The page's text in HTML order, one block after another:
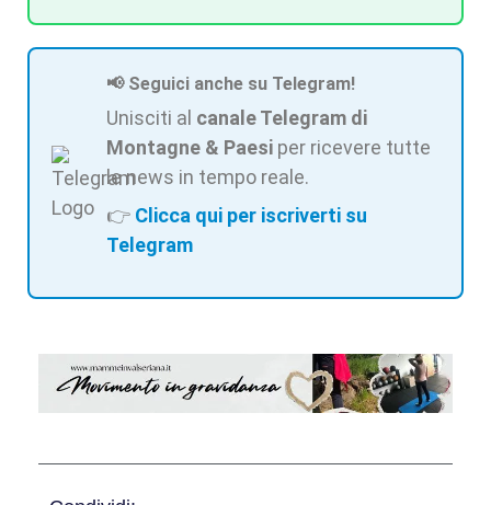
📢 Seguici anche su Telegram!
Unisciti al canale Telegram di
Montagne & Paesi per ricevere tutte
le news in tempo reale.
👉 Clicca qui per iscriverti su
Telegram